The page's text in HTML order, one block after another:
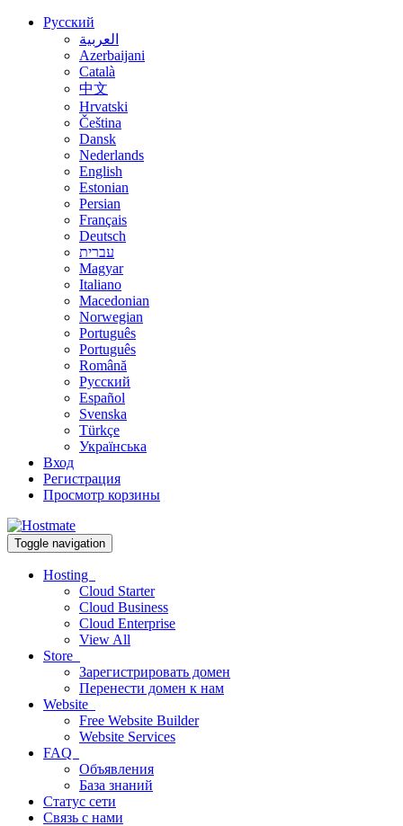
Русский
العربية
Azerbaijani
Català
中文
Hrvatski
Čeština
Dansk
Nederlands
English
Estonian
Persian
Français
Deutsch
עברית
Magyar
Italiano
Macedonian
Norwegian
Português
Português
Română
Русский
Español
Svenska
Türkçe
Українська
Вход
Регистрация
Просмотр корзины
Toggle navigation
Hosting
Cloud Starter
Cloud Business
Cloud Enterprise
View All
Store
Зарегистрировать домен
Перенести домен к нам
Website
Free Website Builder
Website Services
FAQ
Объявления
База знаний
Статус сети
Связь с нами